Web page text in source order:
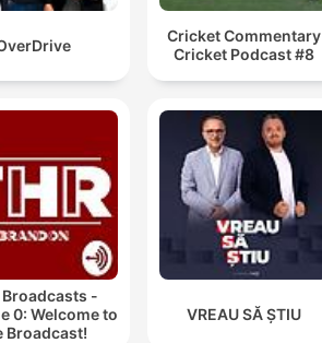
Cricket Commentary
Cricket Podcast #8
Broadcasts -
0: Welcome to
Broadcast!
VREAU SĂ ȘTIU